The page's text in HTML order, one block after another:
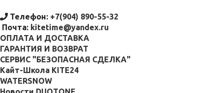
Телефон: +7(904) 890-55-32
Почта: kitetime@yandex.ru
ОПЛАТА И ДОСТАВКА
ГАРАНТИЯ И ВОЗВРАТ
СЕРВИС "БЕЗОПАСНАЯ СДЕЛКА"
Кайт-Школа KITE24
WATERSNOW